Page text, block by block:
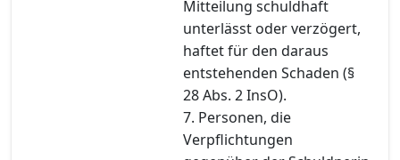
Mitteilung schuldhaft
unterlässt oder verzögert,
haftet für den daraus
entstehenden Schaden (§
28 Abs. 2 InsO).
7. Personen, die
Verpflichtungen